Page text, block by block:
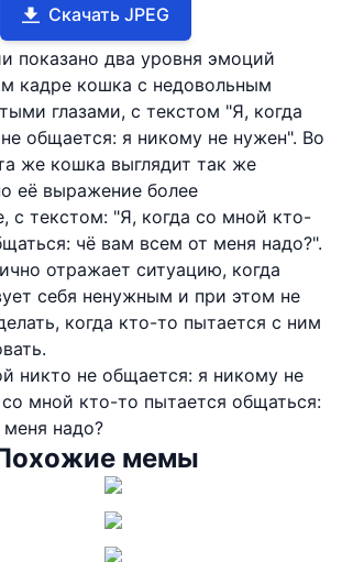
Скачать JPEG
показано два уровня эмоций
кадре кошка с недовольным
глазами, с текстом "Я, когда
общается: я никому не нужен". Во
же кошка выглядит так же
её выражение более
с текстом: "Я, когда со мной кто-
чё вам всем от меня надо?".
отражает ситуацию, когда
себя ненужным и при этом не
когда кто-то пытается с ним
никто не общается: я никому не
мной кто-то пытается общаться:
надо?
мемы